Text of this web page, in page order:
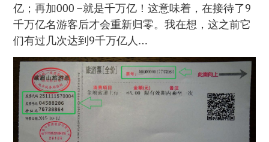
亿；再加000 –就是千万亿！这意味着，在接待了9
千万亿名游客后才会重新归零。我在想，这之前它
们有过几次达到9千万亿人…